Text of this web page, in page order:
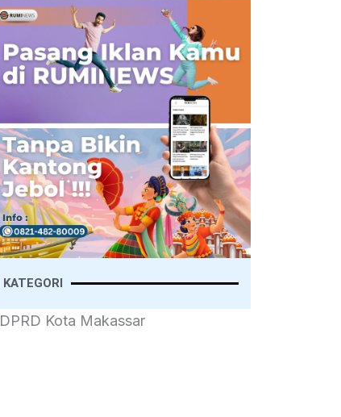
KATEGORI
DPRD Kota Makassar